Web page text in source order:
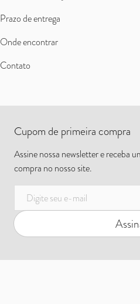
Prazo de entrega
Onde encontrar
Contato
Cupom de primeira compra
Assine nossa newsletter e receba
compra no nosso site.
E-mail